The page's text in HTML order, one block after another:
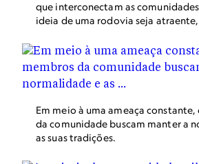
que interconectam as
ideia de uma rodovia seja
desmatamento por onde
Em meio à uma ameaça constante,
da comunidade buscam manter a
as suas tradições.